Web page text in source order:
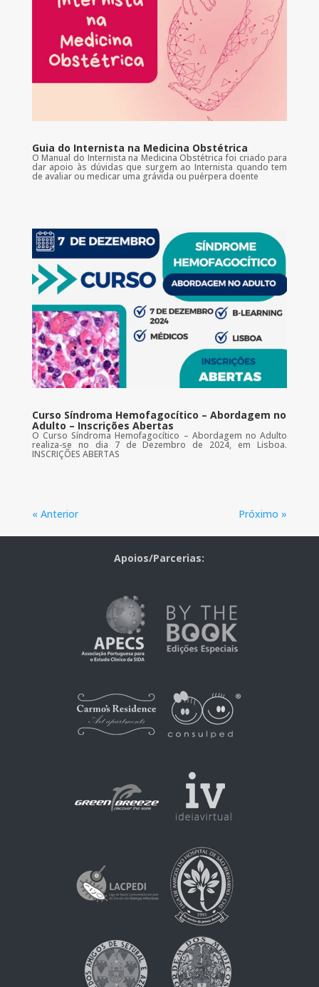
Guia do Internista na Medicina Obstétrica
O Manual do Internista na Medicina Obstétrica foi criado para
dar apoio às dúvidas que surgem ao Internista quando tem
de avaliar ou medicar uma grávida ou puérpera doente
Curso Síndroma Hemofagocítico – Abordagem no
Adulto – Inscrições Abertas
O Curso Síndroma Hemofagocítico – Abordagem no Adulto
realiza-se no dia 7 de Dezembro de 2024, em Lisboa.
INSCRIÇÕES ABERTAS
« Anterior Próximo »
Apoios/Parcerias: